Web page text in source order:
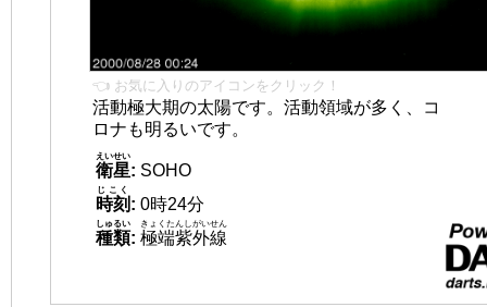
👈 お気に入りのアイコンをクリック！
活動極大期の太陽です。活動領域が多く、コ
ロナも明るいです。
衛星
えいせい
: SOHO
時刻
じこく
: 0時24分
種類
しゅるい
: 極端紫外線
きょくたんしがいせん